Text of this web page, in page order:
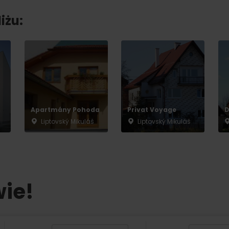
Apartmány Pohoda
Liptovský Mikuláš
Privat Voyage
Liptovský Mikuláš